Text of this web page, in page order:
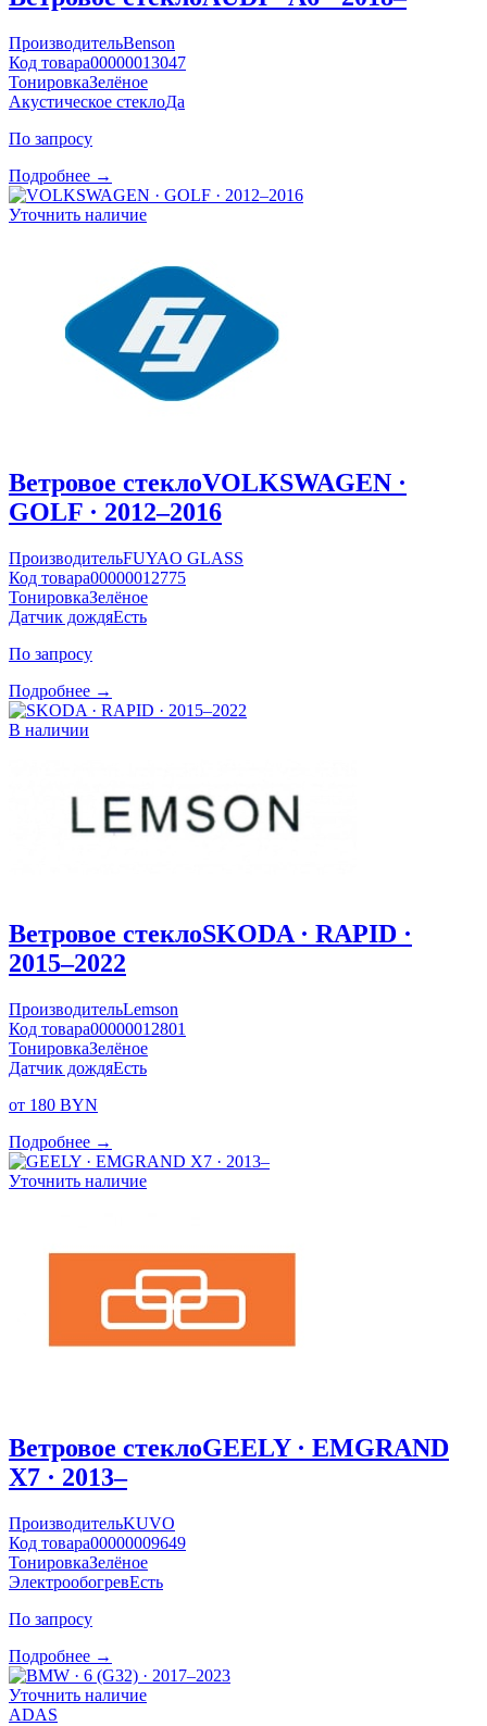
ПроизводительBenson
Код товара00000013047
ТонировкаЗелёное
Акустическое стеклоДа
По запросу
Подробнее →
Уточнить наличие
Ветровое стеклоVOLKSWAGEN ·
GOLF · 2012–2016
ПроизводительFUYAO GLASS
Код товара00000012775
ТонировкаЗелёное
Датчик дождяЕсть
По запросу
Подробнее →
В наличии
Ветровое стеклоSKODA · RAPID ·
2015–2022
ПроизводительLemson
Код товара00000012801
ТонировкаЗелёное
Датчик дождяЕсть
от 180 BYN
Подробнее →
Уточнить наличие
Ветровое стеклоGEELY · EMGRAND
X7 · 2013–
ПроизводительKUVO
Код товара00000009649
ТонировкаЗелёное
ЭлектрообогревЕсть
По запросу
Подробнее →
Уточнить наличие
ADAS